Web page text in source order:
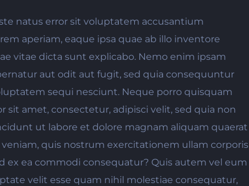
natus error sit voluptatem accusantium
aperiam, eaque ipsa quae ab illo inventore
vitae dicta sunt explicabo. Nemo enim ipsam
aut odit aut fugit, sed quia consequuntur
sequi nesciunt. Neque porro quisquam
sit amet, consectetur, adipisci velit, sed quia non
ut labore et dolore magnam aliquam quaerat
quis nostrum exercitationem ullam corporis
ex ea commodi consequatur? Quis autem vel eum
velit esse quam nihil molestiae consequatur,